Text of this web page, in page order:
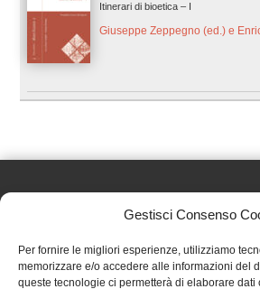
Gestisci Consenso
Per fornire le migliori esperienze, utilizziamo
memorizzare e/o accedere alle informazioni del
queste tecnologie ci permetterà di elaborare dati
Itinerari di bioetica – I
Giuseppe Zeppegno (ed.) e
Effatà Editrice di Pellegrino Paolo
C.F. e P.IVA 09655250018